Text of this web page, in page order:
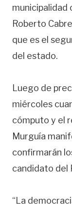
municipalidad
Roberto
que es el
del estado.
Luego de
miércoles
cómputo y el
Murguía
confirmarán
candidato del
“La